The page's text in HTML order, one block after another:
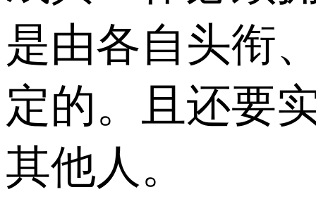
是由各自头衔
定的。且还要
其他人。